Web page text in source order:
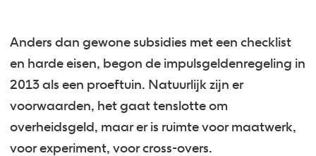
Anders dan gewone subsidies met een checklist
en harde eisen, begon de impulsgeldenregeling in
2013 als een proeftuin. Natuurlijk zijn er
voorwaarden, het gaat tenslotte om
overheidsgeld, maar er is ruimte voor maatwerk,
voor experiment, voor cross-overs.